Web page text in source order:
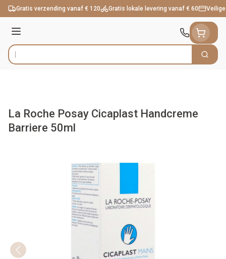
Ga naar de inhoud
Gratis verzending vanaf € 120 Gratis lokale levering vanaf € 60
Menu
Product, merk, categorie... Zoek
La Roche Posay Cicaplast Handcreme
Barriere 50ml